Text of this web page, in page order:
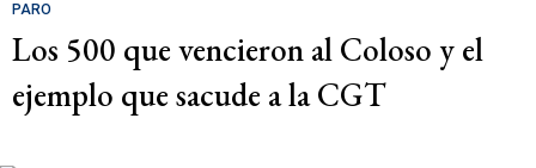
PARO
Los 500 que vencieron al Coloso y el
ejemplo que sacude a la CGT